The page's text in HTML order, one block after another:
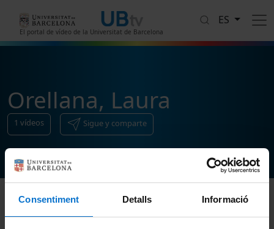
Consentiment Detalls Informació
El portal de vídeo de la Universitat de Barcelona
ES
Orellana, Laura
1 vídeos Sigue y comparte
Ordenar